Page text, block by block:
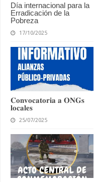
Día internacional para la
Erradicación de la
Pobreza
17/10/2025
𝐂𝐨𝐧𝐯𝐨𝐜𝐚𝐭𝐨𝐫𝐢𝐚 𝐚 𝐎𝐍𝐆𝐬
𝐥𝐨𝐜𝐚𝐥𝐞𝐬
25/07/2025